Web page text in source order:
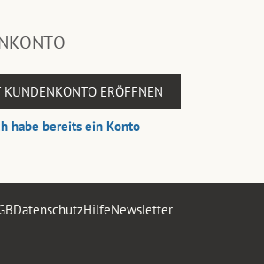
KUNDENKONTO ERÖFFNEN
habe bereits ein Konto
DatenschutzHilfeNewsletter